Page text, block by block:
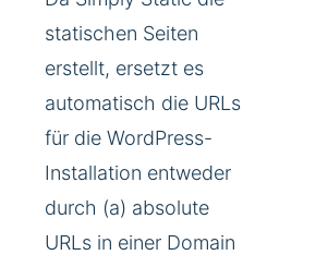
statischen Seiten
erstellt, ersetzt es
automatisch die URLs
für die WordPress-
Installation entweder
durch (a) absolute
URLs in einer Domain